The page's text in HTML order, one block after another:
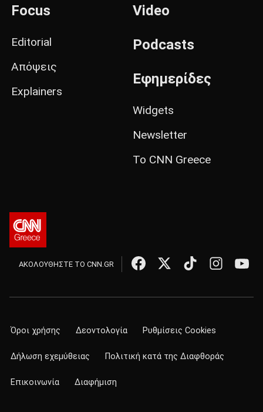
Focus
Editorial
Απόψεις
Explainers
Video
Podcasts
Εφημερίδες
Widgets
Newsletter
Το CNN Greece
ΑΚΟΛΟΥΘΗΣΤΕ ΤΟ CNN.GR
Όροι χρήσης Δεοντολογία Ρυθμίσεις Cookies
Δήλωση εχεμύθειας Πολιτική κατά της Διαφθοράς
Επικοινωνία Διαφήμιση